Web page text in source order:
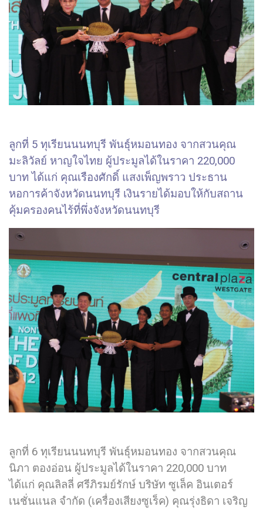
ลูกที่ 5 ทุเรียนนนทบุรี พันธุ์หมอนทอง จากสวนคุณ
มะลิวัลย์ หาญใจไทย ผู้ประมูลได้ในราคา 220,000
บาท ได้แก่ คุณเรืองศักดิ์ แสงเพ็ญพราว ประธาน
หอการค้าจังหวัดนนทบุรี เงินรายได้มอบให้กับสถาน
คุ้มครองคนไร้ที่พึ่งจังหวัดนนทบุรี
ลูกที่ 6 ทุเรียนนนทบุรี พันธุ์หมอนทอง จากสวนคุณ
นิภา ตองอ่อน ผู้ประมูลได้ในราคา 220,000 บาท
ได้แก่ คุณลิลลี่ ศรีภิรมย์รักษ์ บริษัท ซูเล็ค อินเตอร์
เนชั่นแนล จำกัด (เครื่องเสียงซูเร็ค) คุณรุ่งธิดา เจริญ